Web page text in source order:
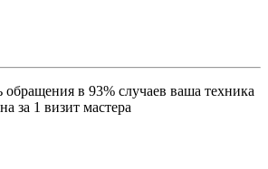
обращения в 93% случаев ваша техника
за 1 визит мастера